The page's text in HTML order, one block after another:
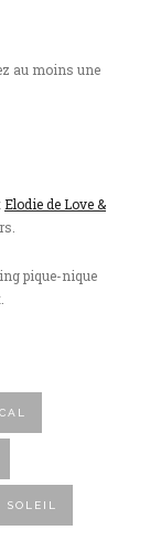
au moins une
Elodie de Love &
pique-nique
SOLEIL